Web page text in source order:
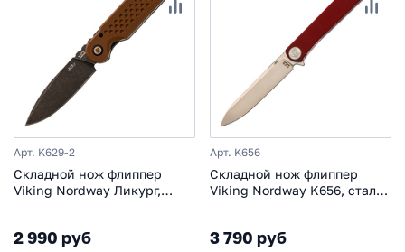
Арт. K629-2
Складной нож флиппер
Viking Nordway Ликург,
2 990 руб
Арт. K656
Складной нож флиппер
Viking Nordway K656, сталь
3 790 руб